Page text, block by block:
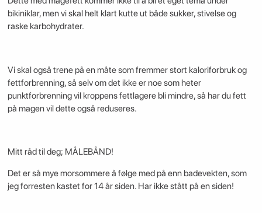
bikiniklar, men vi skal helt klart kutte ut både sukker, stivelse og
raske karbohydrater.
Vi skal også trene på en måte som fremmer stort kaloriforbruk og
fettforbrenning, så selv om det ikke er noe som heter
punktforbrenning vil kroppens fettlagere bli mindre, så har du fett
på magen vil dette også reduseres.
Mitt råd til deg; MÅLEBÅND!
Det er så mye morsommere å følge med på enn badevekten, som
jeg forresten kastet for 14 år siden. Har ikke stått på en siden!